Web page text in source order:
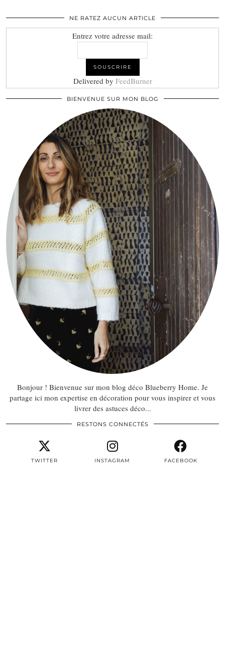
NE RATEZ AUCUN ARTICLE
Entrez votre adresse mail:
Delivered by FeedBurner
BIENVENUE SUR MON BLOG
Bonjour ! Bienvenue sur mon blog déco Blueberry Home. Je
partage ici mon expertise en décoration pour vous inspirer et vous
livrer des astuces déco...
RESTONS CONNECTÉS
TWITTER INSTAGRAM FACEBOOK